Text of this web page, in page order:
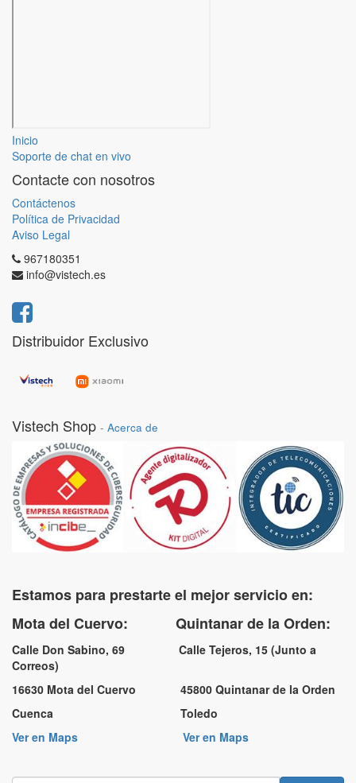
Inicio
Soporte de chat en vivo
Contacte con nosotros
Contáctenos
Política de Privacidad
Aviso Legal
967180351
info@vistech.es
Distribuidor Exclusivo
Vistech Shop - Acerca de
Estamos para prestarte el mejor servicio en:
Mota del Cuervo: Quintanar de la Orden:
Calle Don Sabino, 69 Calle Tejeros, 15 (Junto a
Correos)
16630 Mota del Cuervo 45800 Quintanar de la Orden
Cuenca Toledo
Ver en Maps
Ver en Maps